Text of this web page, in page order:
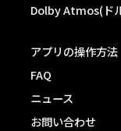
Dolby Atmos(ド
アプリの操作方法
FAQ
ニュース
お問い合わせ